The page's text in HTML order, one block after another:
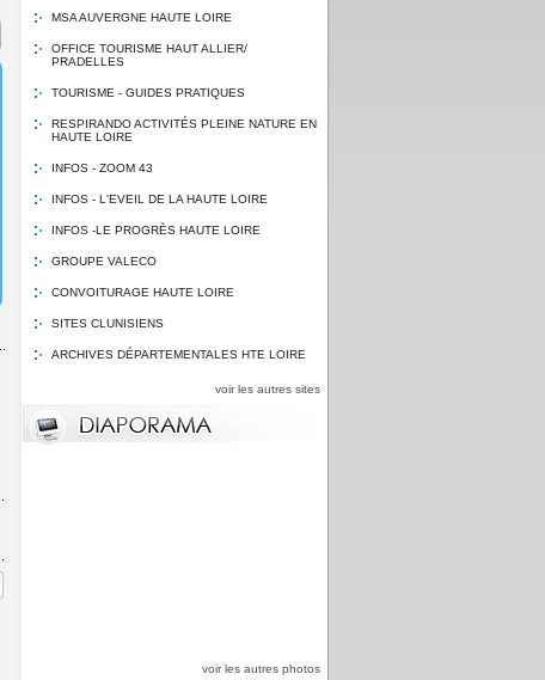
MSA AUVERGNE HAUTE LOIRE
OFFICE TOURISME HAUT ALLIER/
PRADELLES
TOURISME - GUIDES PRATIQUES
RESPIRANDO ACTIVITÉS PLEINE NATURE EN
HAUTE LOIRE
INFOS - ZOOM 43
INFOS - L'EVEIL DE LA HAUTE LOIRE
INFOS -LE PROGRÈS HAUTE LOIRE
GROUPE VALECO
CONVOITURAGE HAUTE LOIRE
SITES CLUNISIENS
ARCHIVES DÉPARTEMENTALES HTE LOIRE
voir les autres sites
voir les autres photos